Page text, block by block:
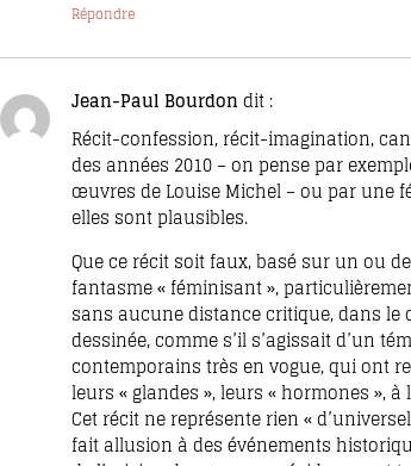
Répondre
Jean-Paul Bourdon dit :
Récit-confession, récit-imagination,
des années 2010 – on pense par
œuvres de Louise Michel – ou par une
elles sont plausibles.
Que ce récit soit faux, basé sur un ou
fantasme « féminisant »,
sans aucune distance critique, dans le
dessinée, comme s’il s’agissait d’un
contemporains très en vogue, qui ont
leurs « glandes », leurs « hormones »,
Cet récit ne représente rien «
fait allusion à des événements